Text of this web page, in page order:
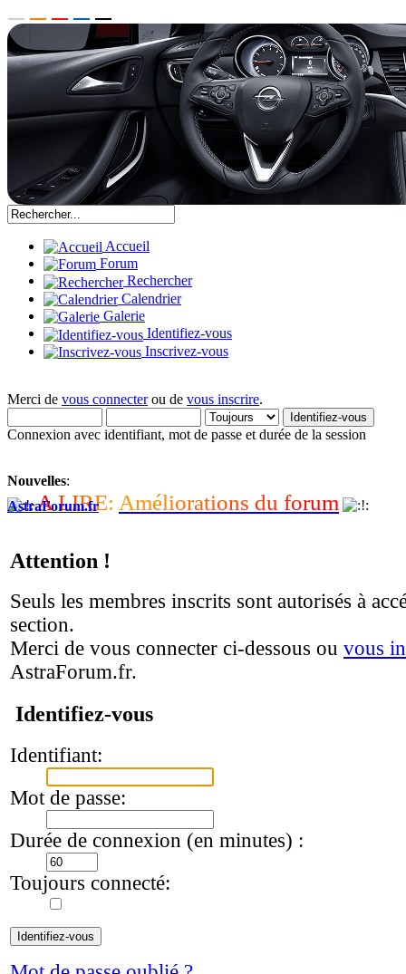
Accueil
Forum
Rechercher
Calendrier
Galerie
Identifiez-vous
Inscrivez-vous
Merci de vous connecterou de vous inscrire.
Connexion avec identifiant, mot de passe et durée de la session
Nouvelles:
A LIRE: Améliorations du forum
AstraForum.fr
Attention !
Seuls les membres inscrits sont autorisés à
section.
Merci de vous connecter ci-dessous ou vous
AstraForum.fr.
Identifiez-vous
Identifiant:
Mot de passe:
Durée de connexion (en minutes) :
Toujours connecté: